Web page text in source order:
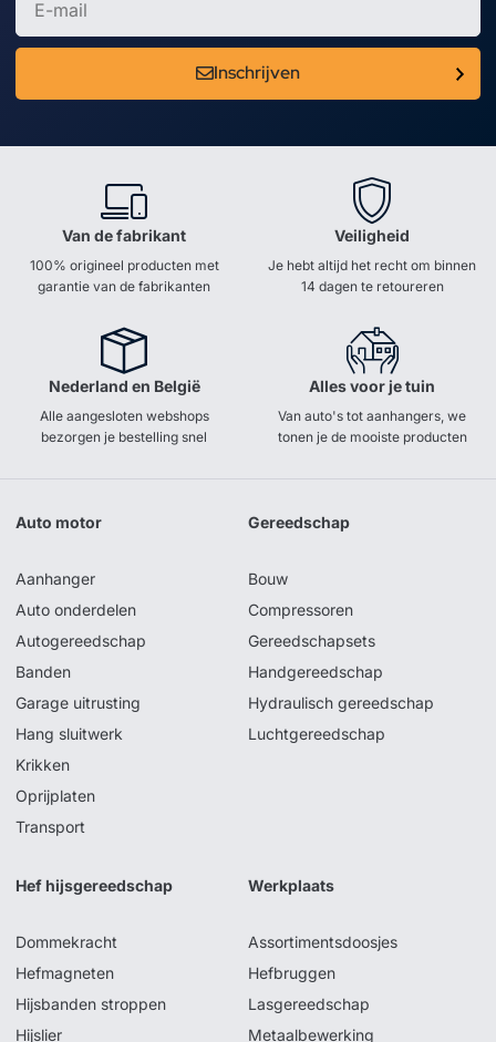
Inschrijven
Van de fabrikant
100% origineel producten met
garantie van de fabrikanten
Veiligheid
Je hebt altijd het recht om binnen
14 dagen te retoureren
Nederland en België
Alle aangesloten webshops
bezorgen je bestelling snel
Alles voor je tuin
Van auto's tot aanhangers, we
tonen je de mooiste producten
Auto motor
Aanhanger
Auto onderdelen
Autogereedschap
Banden
Garage uitrusting
Hang sluitwerk
Krikken
Oprijplaten
Transport
Gereedschap
Bouw
Compressoren
Gereedschapsets
Handgereedschap
Hydraulisch gereedschap
Luchtgereedschap
Hef hijsgereedschap
Dommekracht
Hefmagneten
Hijsbanden stroppen
Hijslier
Werkplaats
Assortimentsdoosjes
Hefbruggen
Lasgereedschap
Metaalbewerking